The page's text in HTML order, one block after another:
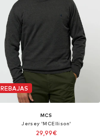
REBAJAS
MCS
Jersey 'MCEllison'
29,99€